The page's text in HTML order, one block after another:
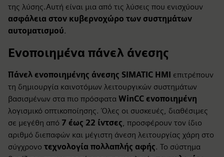
της λύσης.Αυτή είναι μια από τις λύσεις που ενισχύουν
ασφάλεια στον κυβερνοχώρο των συστημάτων
αυτοματισμού.
Ενοποιημένα πάνελ άνεσης
Πάνελ ενοποιημένης άνεσης SIMATIC HMI επιτρέπουν
τη δημιουργία καινοτόμων λειτουργικών συστημάτων
βασισμένων στα πιο πρόσφατα WinCC ενοποιημένη
λογισμικό οπτικοποίησης. Όλες οι συσκευές, διαθέσιμες
σε μεγέθη από 7 έως 22 ίντσες , προσφέρουν τον ίδιο
αριθμό διεπαφών και μέγιστη άνεση λειτουργίας χάρη στο
σύγχρονο τεχνολογία πολλαπλής αφής. Το σύστημα